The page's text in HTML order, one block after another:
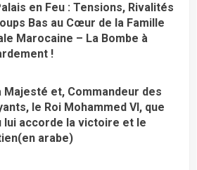
en Feu : Tensions, Rivalités
Bas au Cœur de la Famille
Marocaine – La Bombe à
!
Majesté et, Commandeur des
le Roi Mohammed VI, que
lui accorde la victoire et le
arabe)